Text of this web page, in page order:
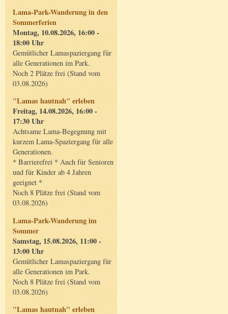
Lama-Park-Wanderung in den
Sommerferien
Montag, 10.08.2026, 16:00 -
18:00 Uhr
Gemütlicher Lamaspaziergang für
alle Generationen im Park.
Noch 2 Plätze frei (Stand vom
03.08.2026)
"Lamas hautnah" erleben
Freitag, 14.08.2026, 16:00 -
17:30 Uhr
Achtsame Lama-Begegnung mit
kurzem Lama-Spaziergang für alle
Generationen.
* Barrierefrei * Auch für Senioren
und für Kinder ab 4 Jahren
geeignet *
Noch 8 Plätze frei (Stand vom
03.08.2026)
Lama-Park-Wanderung im
Sommer
Samstag, 15.08.2026, 11:00 -
13:00 Uhr
Gemütlicher Lamaspaziergang für
alle Generationen im Park.
Noch 8 Plätze frei (Stand vom
03.08.2026)
"Lamas hautnah" erleben